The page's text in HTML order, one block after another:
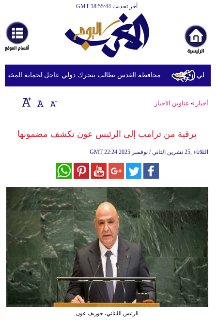
آخر تحديث GMT 18:55:44
أخبارعاجلة
رياضة
ثقافة
إقتصاد
وموسيقى
وتغذية
سياحة
وسفر
ديكور
أخبار
البرلمان
المغربي
محافظة القدس تطالب بتحرك دولي عاجل لحماية المخيمات
أخبار » عناوين الاخبار
برقية من ترامب إلى الرئيس عون تكشف مضمونها
GMT 22:24 2025 الثلاثاء ,25 تشرين الثاني / نوفمبر
الرئيس اللبناني، جوزيف عون